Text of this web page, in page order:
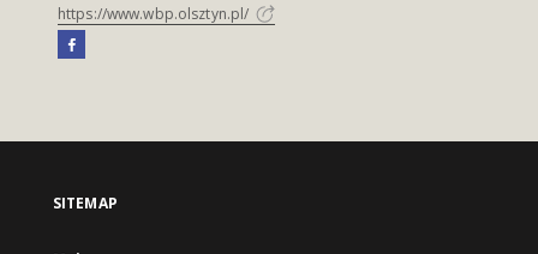
https://www.wbp.olsztyn.pl/
SITEMAP